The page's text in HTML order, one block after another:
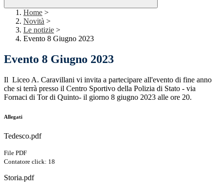
Home >
Novità >
Le notizie >
Evento 8 Giugno 2023
Evento 8 Giugno 2023
Il Liceo A. Caravillani vi invita a partecipare all'evento di fine anno
che si terrà presso il Centro Sportivo della Polizia di Stato - via
Fornaci di Tor di Quinto- il giorno 8 giugno 2023 alle ore 20.
Allegati
Tedesco.pdf
File PDF
Contatore click: 18
Storia.pdf